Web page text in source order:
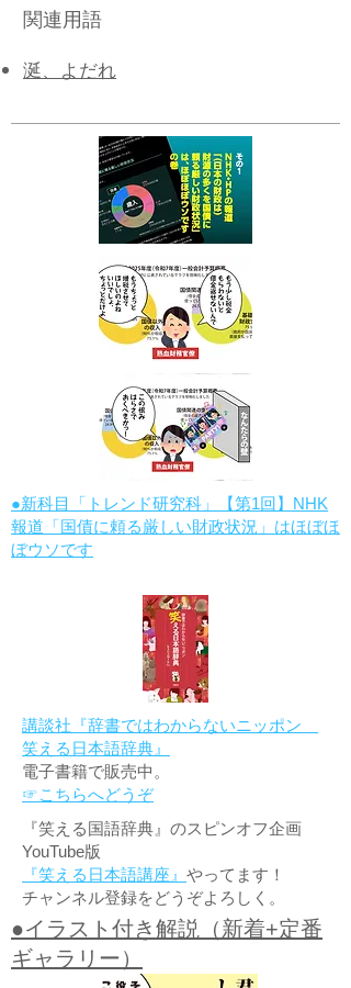
関連用語
涎、よだれ
●新科目「トレンド研究科」【第1回】NHK
報道「国債に頼る厳しい財政状況」はほぼほ
ぼウソです
講談社『辞書ではわからないニッポン
笑える日本語辞典』
電子書籍で販売中。
☞こちらへどうぞ
『笑える国語辞典』のスピンオフ企画
YouTube版
『笑える日本語講座』 やってます！
チャンネル登録をどうぞよろしく。
●イラスト付き解説（新着+定番
ギャラリー）